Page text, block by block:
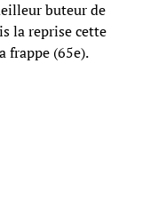
buteur de
la reprise cette
frappe (65e).